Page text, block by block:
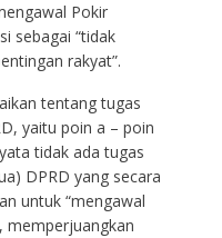
Pokir
sebagai “tidak
rakyat”.
tentang tugas
yaitu poin a – poin
tidak ada tugas
DPRD yang secara
untuk “mengawal
memperjuangkan